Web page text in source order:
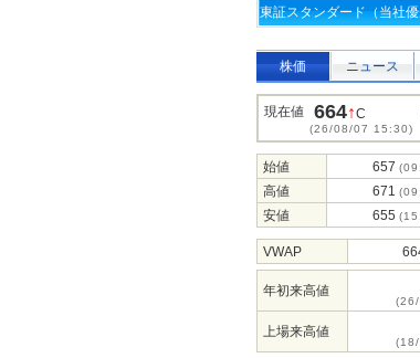
東証スタンダード（当社
株価 ニュース
現在値 664↑C
(26/08/07 15:30)
始値 657
高値 671
安値 655
VWAP
年初来高値
上場来高値